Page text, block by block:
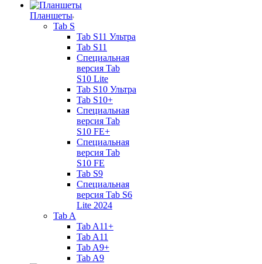
Планшеты
Tab S
Tab S11 Ультра
Tab S11
Специальная
версия Tab
S10 Lite
Tab S10 Ультра
Tab S10+
Специальная
версия Tab
S10 FE+
Специальная
версия Tab
S10 FE
Tab S9
Специальная
версия Tab S6
Lite 2024
Tab A
Tab A11+
Tab A11
Tab A9+
Tab A9